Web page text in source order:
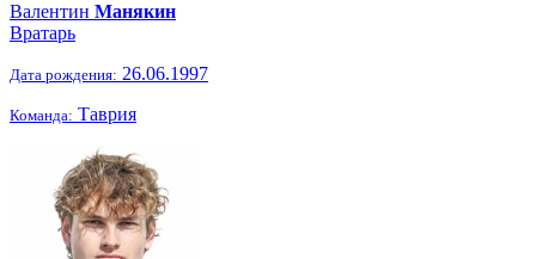
Валентин Манякин
Вратарь
Дата рождения: 26.06.1997
Команда: Таврия